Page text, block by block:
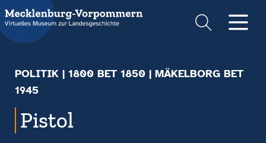
Suche
POLITIK | 1800 BET 1850 | MÄKELBORG BET
1945
Pistol